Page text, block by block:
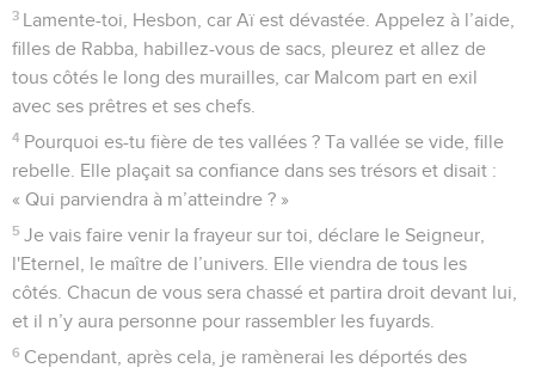
3 Lamente-toi, Hesbon, car Aï est dévastée. Appelez à l’aide,
filles de Rabba, habillez-vous de sacs, pleurez et allez de
tous côtés le long des murailles, car Malcom part en exil
avec ses prêtres et ses chefs.
4 Pourquoi es-tu fière de tes vallées ? Ta vallée se vide, fille
rebelle. Elle plaçait sa confiance dans ses trésors et disait :
« Qui parviendra à m’atteindre ? »
5 Je vais faire venir la frayeur sur toi, déclare le Seigneur,
l'Eternel, le maître de l’univers. Elle viendra de tous les
côtés. Chacun de vous sera chassé et partira droit devant lui,
et il n’y aura personne pour rassembler les fuyards.
6 Cependant, après cela, je ramènerai les déportés des